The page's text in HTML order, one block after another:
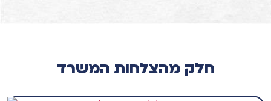
חלק מהצלחות המשרד